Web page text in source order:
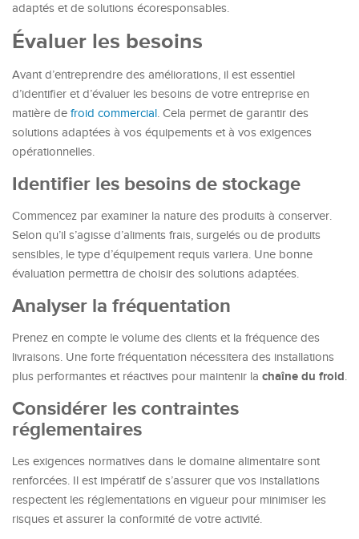
adaptés et de solutions écoresponsables.
Évaluer les besoins
Avant d’entreprendre des améliorations, il est essentiel
d’identifier et d’évaluer les besoins de votre entreprise en
matière de froid commercial. Cela permet de garantir des
solutions adaptées à vos équipements et à vos exigences
opérationnelles.
Identifier les besoins de stockage
Commencez par examiner la nature des produits à conserver.
Selon qu’il s’agisse d’aliments frais, surgelés ou de produits
sensibles, le type d’équipement requis variera. Une bonne
évaluation permettra de choisir des solutions adaptées.
Analyser la fréquentation
Prenez en compte le volume des clients et la fréquence des
livraisons. Une forte fréquentation nécessitera des installations
plus performantes et réactives pour maintenir la chaîne du froid.
Considérer les contraintes
réglementaires
Les exigences normatives dans le domaine alimentaire sont
renforcées. Il est impératif de s’assurer que vos installations
respectent les réglementations en vigueur pour minimiser les
risques et assurer la conformité de votre activité.